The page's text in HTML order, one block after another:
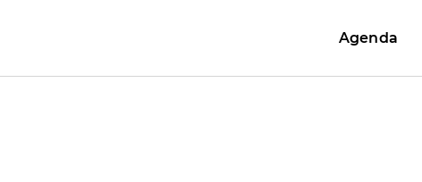
Agenda